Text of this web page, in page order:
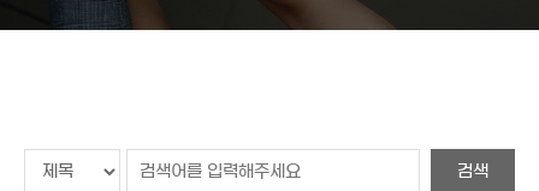
검색